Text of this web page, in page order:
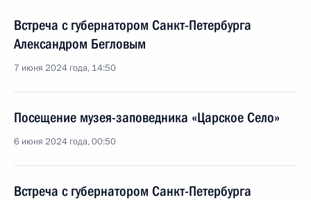
Встреча с губернатором Санкт-Петербурга
Александром Бегловым
7 июня 2024 года, 14:50
Посещение музея-заповедника «Царское Село»
6 июня 2024 года, 00:50
Встреча с губернатором Санкт-Петербурга